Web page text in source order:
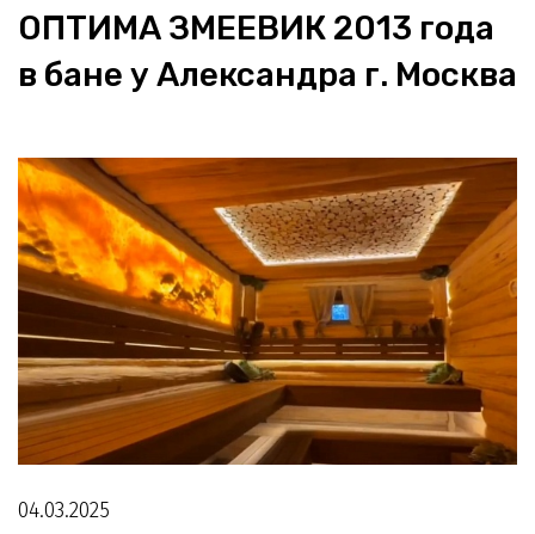
ОПТИМА ЗМЕЕВИК 2013 года
в бане у Александра г. Москва
04.03.2025